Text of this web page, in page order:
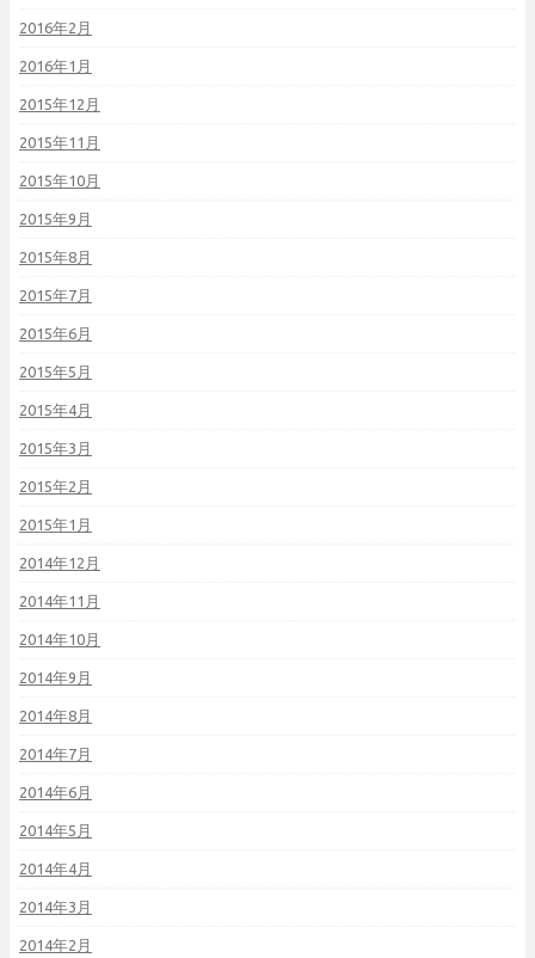
2016年2月
2016年1月
2015年12月
2015年11月
2015年10月
2015年9月
2015年8月
2015年7月
2015年6月
2015年5月
2015年4月
2015年3月
2015年2月
2015年1月
2014年12月
2014年11月
2014年10月
2014年9月
2014年8月
2014年7月
2014年6月
2014年5月
2014年4月
2014年3月
2014年2月